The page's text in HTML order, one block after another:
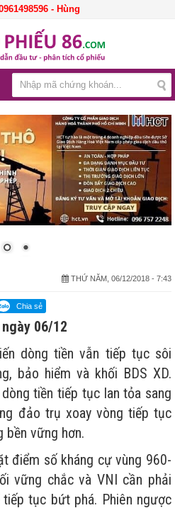
- Hùng
THỨ NĂM, 06/12/2018 - 7:43
Chia sẻ
06/12
dòng tiền vẫn tiếp tục sôi
bảo hiểm và khối BDS XD.
tiền tiếp tục lan tỏa sang
đảo trụ xoay vòng tiếp tục
vững hơn.
điểm số kháng cự vùng 960-
vững chắc và VNI cần phải
tục bứt phá. Phiên ngược